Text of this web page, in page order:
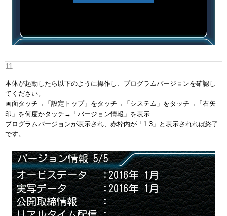
本体が起動したら以下のように操作し、プログラムバージョンを確認し
てください。
画面タッチ→「設定トップ」をタッチ→「システム」をタッチ→「右矢
印」を何度かタッチ→「バージョン情報」を表示
プログラムバージョンが表示され、赤枠内が「1.3」と表示されれば終了
です。